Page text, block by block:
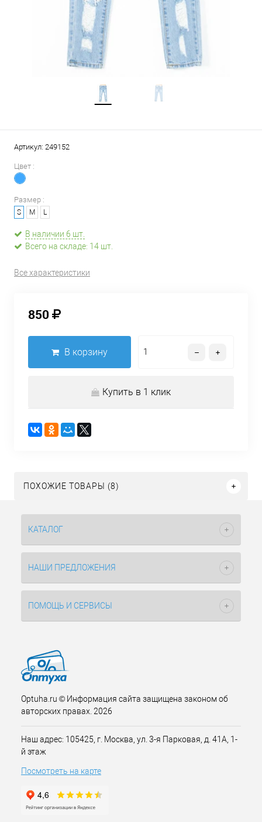
Артикул: 249152
Цвет :
Размер :
S M L
В наличии 6 шт.
Всего на складе: 14 шт.
Все характеристики
850
В корзину
Купить в 1 клик
ПОХОЖИЕ ТОВАРЫ (8)
КАТАЛОГ
НАШИ ПРЕДЛОЖЕНИЯ
ПОМОЩЬ И СЕРВИСЫ
Optuha.ru © Информация сайта защищена законом об
авторских правах. 2026
Наш адрес: 105425, г. Москва, ул. 3-я Парковая, д. 41А, 1-
й этаж
Посмотреть на карте